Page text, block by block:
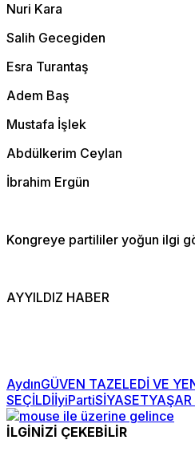
Nuri Kara
Salih Gecegiden
Esra Turantaş
Adem Baş
Mustafa İşlek
Abdülkerim Ceylan
İbrahim Ergün
Kongreye partililer yoğun ilgi
AYYILDIZ HABER
AydınGÜVEN TAZELEDİ VE
SEÇİLDİİyiPartiSİYASET
İLGİNİZİ ÇEKEBİLİR